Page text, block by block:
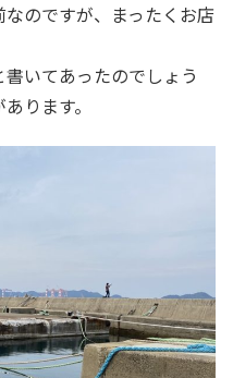
のですが、まったくお店
いてあったのでしょう
ります。